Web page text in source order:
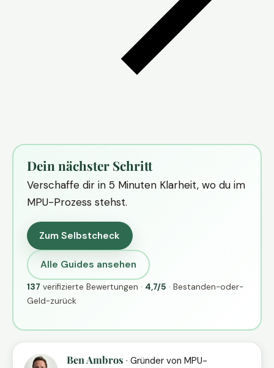
Dein nächster Schritt
Verschaffe dir in 5 Minuten Klarheit, wo du im
MPU-Prozess stehst.
Zum Selbstcheck
Alle Guides ansehen
137 verifizierte Bewertungen · 4,7/5 · Bestanden-oder-
Geld-zurück
Ben Ambros · Gründer von MPU-